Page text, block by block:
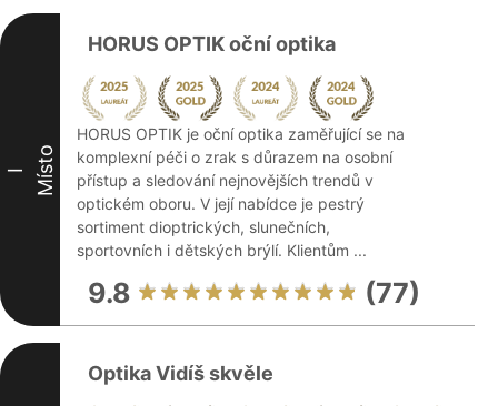
I Místo
HORUS OPTIK oční optika
HORUS OPTIK je oční optika zaměřující se na
komplexní péči o zrak s důrazem na osobní
přístup a sledování nejnovějších trendů v
optickém oboru. V její nabídce je pestrý
sortiment dioptrických, slunečních,
sportovních i dětských brýlí. Klientům ...
9.8 (77)
Optika Vidíš skvěle